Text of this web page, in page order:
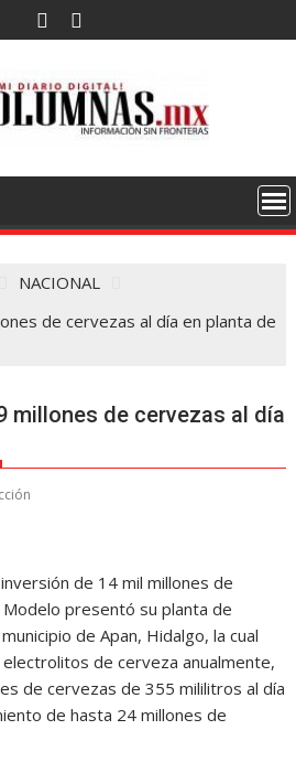
NACIONAL
de cervezas al día en planta de
millones de cervezas al día
de 14 mil millones de
presentó su planta de
de Apan, Hidalgo, la cual
de cerveza anualmente,
de cervezas de 355 mililitros al día
de hasta 24 millones de